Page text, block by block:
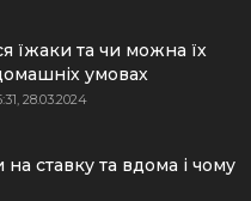
їжаки та чи можна їх
умовах
28.03.2024
ставку та вдома і чому